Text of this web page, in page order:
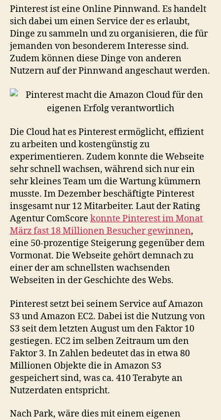
Pinterest ist eine Online Pinnwand. Es handelt
sich dabei um einen Service der es erlaubt,
Dinge zu sammeln und zu organisieren, die für
jemanden von besonderem Interesse sind.
Zudem können diese Dinge von anderen
Nutzern auf der Pinnwand angeschaut werden.
Die Cloud hat es Pinterest ermöglicht, effizient
zu arbeiten und kostengünstig zu
experimentieren. Zudem konnte die Webseite
sehr schnell wachsen, während sich nur ein
sehr kleines Team um die Wartung kümmern
musste. Im Dezember beschäftigte Pinterest
insgesamt nur 12 Mitarbeiter. Laut der Rating
Agentur ComScore konnte Pinterest im Monat
März fast 18 Millionen Besucher gewinnen,
eine 50-prozentige Steigerung gegenüber dem
Vormonat. Die Webseite gehört demnach zu
einer der am schnellsten wachsenden
Webseiten in der Geschichte des Webs.
Pinterest setzt bei seinem Service auf Amazon
S3 und Amazon EC2. Dabei ist die Nutzung von
S3 seit dem letzten August um den Faktor 10
gestiegen. EC2 im selben Zeitraum um den
Faktor 3. In Zahlen bedeutet das in etwa 80
Millionen Objekte die in Amazon S3
gespeichert sind, was ca. 410 Terabyte an
Nutzerdaten entspricht.
Nach Park, wäre dies mit einem eigenen